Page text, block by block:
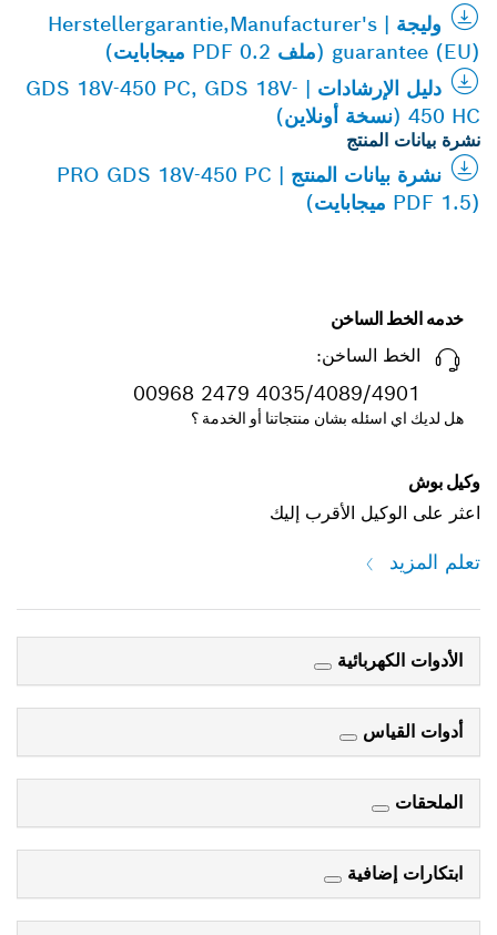
وليجة | Herstellergarantie,Manufacturer's
guarantee (EU) (ملف PDF 0.2 ميجابايت)
دليل الإرشادات | GDS 18V-450 PC, GDS 18V-
450 HC (نسخة أونلاين)
نشرة بيانات المنتج
نشرة بيانات المنتج | PRO GDS 18V-450 PC
خدمه الخط الساخن
الخط الساخن:
00968 2479 4035/4089/4901
هل لديك اي اسئله بشان منتجاتنا أو الخدمة ؟
وكيل بوش
اعثر على الوكيل الأقرب إليك
تعلم المزيد
الأدوات الكهربائية
أدوات القياس
الملحقات
ابتكارات إضافية